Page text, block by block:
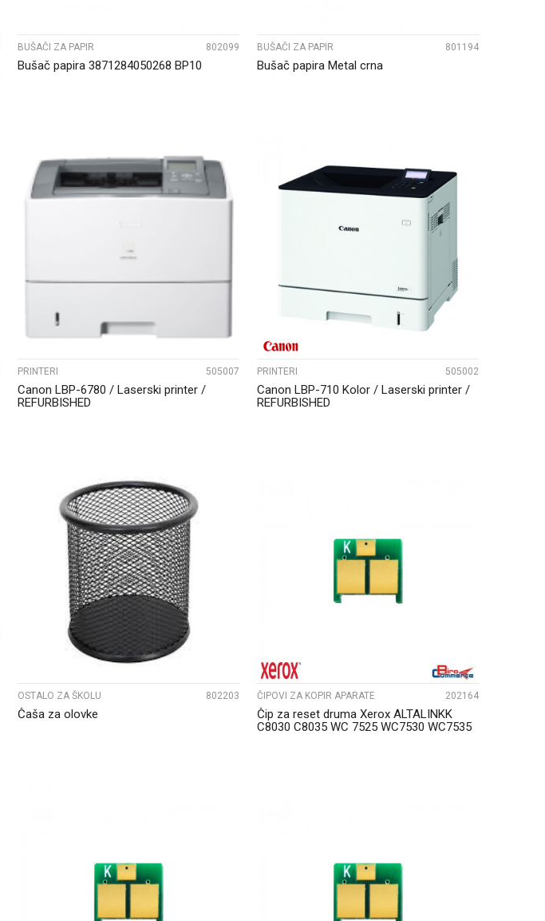
BUŠAČI ZA PAPIR 802099
Bušač papira 3871284050268 BP10
BUŠAČI ZA PAPIR 801194
Bušač papira Metal crna
PRINTERI 505007
Canon LBP-6780 / Laserski printer /
REFURBISHED
PRINTERI 505002
Canon LBP-710 Kolor / Laserski printer /
REFURBISHED
UPOREDI
OSTALO ZA ŠKOLU 802203
Čaša za olovke
ČIPOVI ZA KOPIR APARATE 202164
Čip za reset druma Xerox ALTALINKK
C8030 C8035 WC 7525 WC7530 WC7535